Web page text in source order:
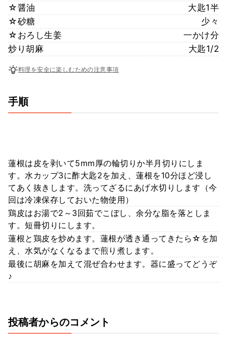
☆醤油
大匙1半
☆砂糖
少々
☆おろし生姜
一かけ分
炒り胡麻
大匙1/2
料理を安全に楽しむための注意事項
手順
蓮根は皮を剥いて5mm厚の輪切りか半月切りにしま
す。水カップ3に酢大匙2を加え、蓮根を10分ほど浸し
てあく抜きします。洗ってざるにあげ水切りします（今
回は冷凍保存しておいた物使用）
鶏皮はお湯で2～3回茹でこぼし、余分な脂を落としま
す。短冊切りにします。
蓮根と鶏皮を炒めます。蓮根が透き通ってきたら☆を加
え、水気がなくなるまで煎り煮します。
最後に胡麻を加えて混ぜ合わせます。器に盛ってどうぞ
♪
投稿者からのコメント